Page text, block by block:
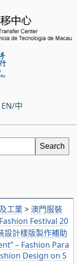
EN/中
工業 > 澳門服裝
Festival 20
設計樣版製作補助
– Fashion Para
Design on S